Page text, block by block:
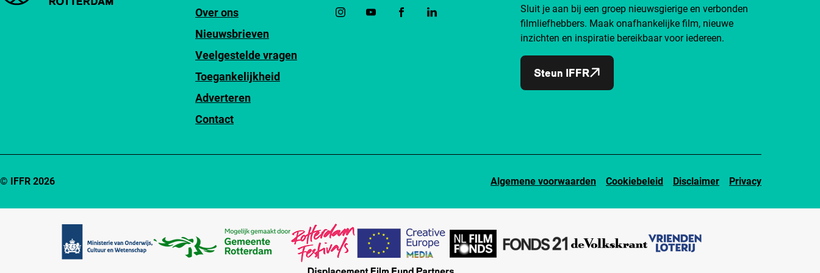
Over ons
Nieuwsbrieven
Veelgestelde vragen
Toegankelijkheid
Adverteren
Contact
Sluit je aan bij een groep nieuwsgierige en verbonden
filmliefhebbers. Maak onafhankelijke film, nieuwe
inzichten en inspiratie bereikbaar voor iedereen.
Steun IFFR
Algemene voorwaarden Cookiebeleid Disclaimer Privacy
© IFFR 2026